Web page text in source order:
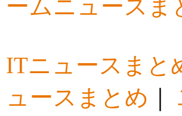
ームニュースま
ITニュースまと
ュースまとめ